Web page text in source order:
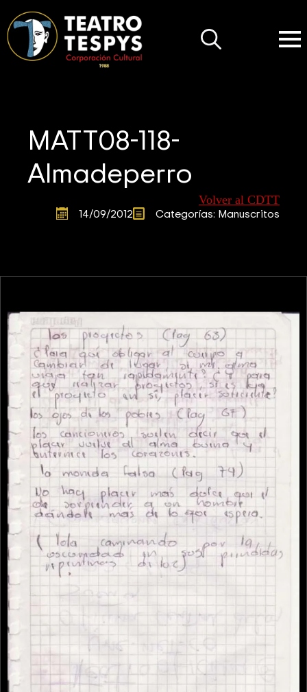
MATT08-118-
Almadeperro
Volver al CDTT
14/09/2012 Categorías: Manuscritos